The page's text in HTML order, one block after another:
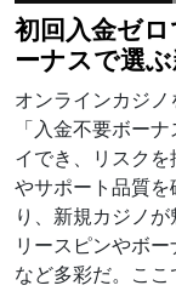
初回入金ゼロ
ーナスで選ぶ
オンラインカジ
「入金不要ボー
イでき、リスク
やサポート品質を
り、新規カジノ
リースピンやボ
など多彩だ。こ